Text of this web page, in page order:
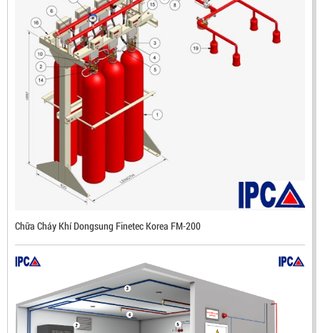
ĐẦU BÁO LỬA CHỐNG NỔ IR3- DX500 (MEKASENTRON
Mã sản phẩm: DX500
Chữa Cháy Khí Dongsung Finetec Korea FM-200